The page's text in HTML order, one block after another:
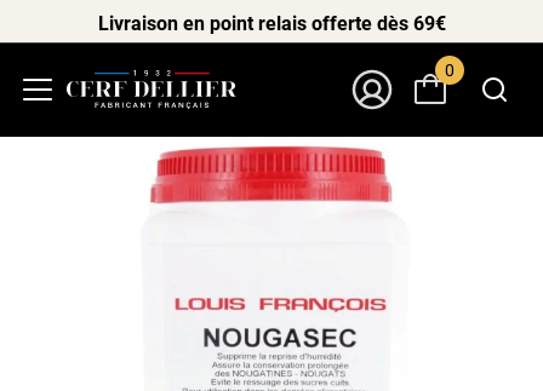
Livraison en point relais offerte dès 69€
0